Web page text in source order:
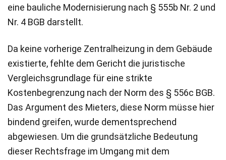
eine bauliche Modernisierung nach § 555b Nr. 2 und
Nr. 4 BGB darstellt.
Da keine vorherige Zentralheizung in dem Gebäude
existierte, fehlte dem Gericht die juristische
Vergleichsgrundlage für eine strikte
Kostenbegrenzung nach der Norm des § 556c BGB.
Das Argument des Mieters, diese Norm müsse hier
bindend greifen, wurde dementsprechend
abgewiesen. Um die grundsätzliche Bedeutung
dieser Rechtsfrage im Umgang mit dem